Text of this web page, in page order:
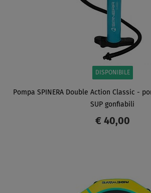
DISPONIBILE
Pompa SPINERA Double Action Classic -
SUP gonfiabili
€ 40,00